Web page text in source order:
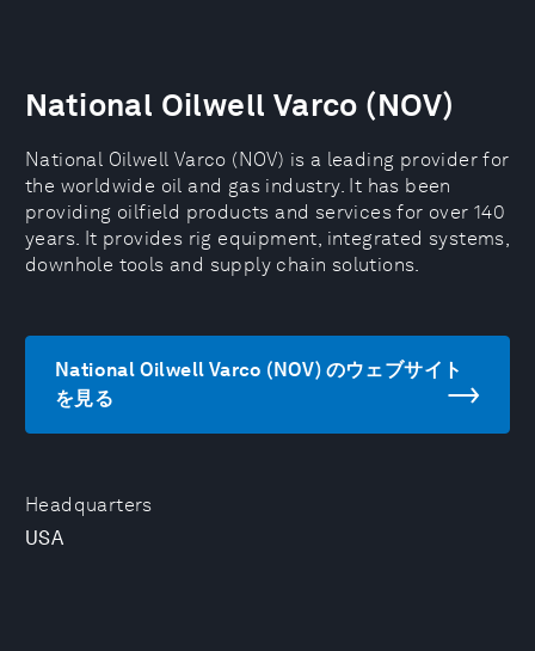
Headquarters
USA
National Oilwell Varco (NOV)
National Oilwell Varco (NOV) is a leading provider for
the worldwide oil and gas industry. It has been
providing oilfield products and services for over 140
years. It provides rig equipment, integrated systems,
downhole tools and supply chain solutions.
National Oilwell Varco (NOV) のウェブサイト
を見る